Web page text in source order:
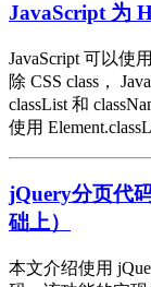
JavaScript 为
JavaScript 可以使
除 CSS class，
classList 和
使用
jQuery分页代
础上）
本文介绍使用